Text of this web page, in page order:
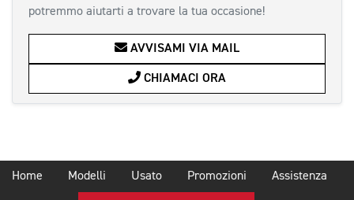
potremmo aiutarti a trovare la tua occasione!
AVVISAMI VIA MAIL
CHIAMACI ORA
Home Modelli Usato Promozioni Assistenza